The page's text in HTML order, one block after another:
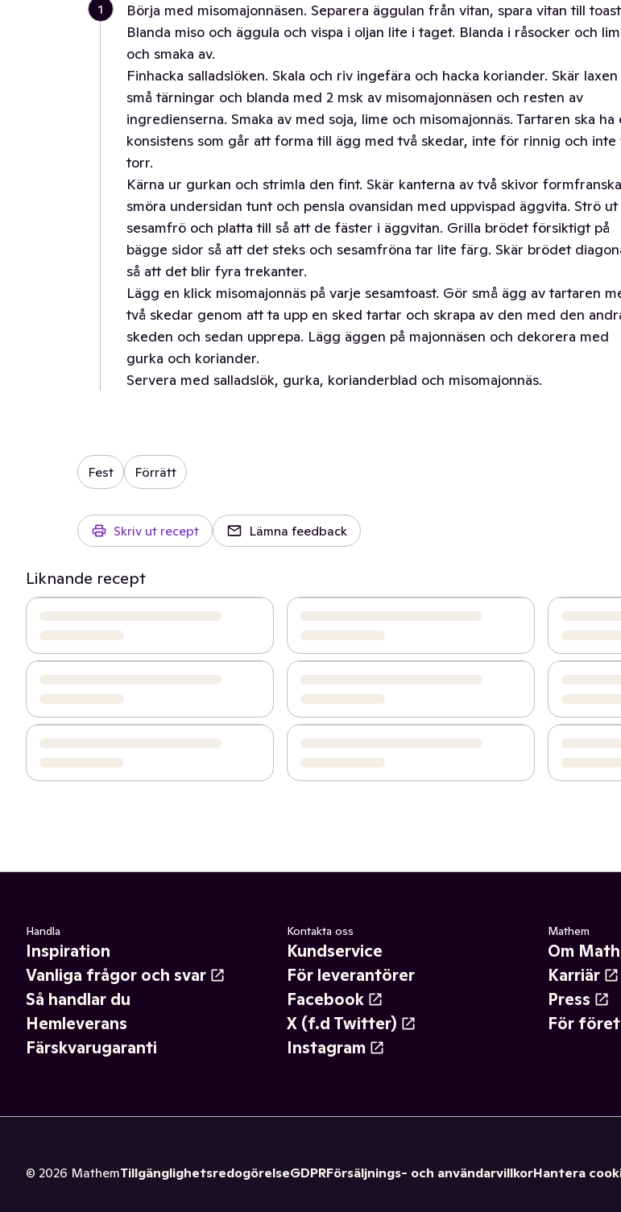
1
Börja med misomajonnäsen. Separera äggulan från vitan, spara vitan till
Blanda miso och äggula och vispa i oljan lite i taget. Blanda i råsocker och
och smaka av.
Finhacka salladslöken. Skala och riv ingefära och hacka koriander. Skär laxen
små tärningar och blanda med 2 msk av misomajonnäsen och resten av
ingredienserna. Smaka av med soja, lime och misomajonnäs. Tartaren ska ha
konsistens som går att forma till ägg med två skedar, inte för rinnig och inte
torr.
Kärna ur gurkan och strimla den fint. Skär kanterna av två skivor
smöra undersidan tunt och pensla ovansidan med uppvispad äggvita. Strö ut
sesamfrö och platta till så att de fäster i äggvitan. Grilla brödet försiktigt på
bägge sidor så att det steks och sesamfröna tar lite färg. Skär brödet
så att det blir fyra trekanter.
Lägg en klick misomajonnäs på varje sesamtoast. Gör små ägg av tartaren
två skedar genom att ta upp en sked tartar och skrapa av den med den
skeden och sedan upprepa. Lägg äggen på majonnäsen och dekorera med
gurka och koriander.
Servera med salladslök, gurka, korianderblad och misomajonnäs.
Fest Förrätt
Skriv ut recept Lämna feedback
Liknande recept
Handla
Inspiration
Vanliga frågor och svar
Så handlar du
Hemleverans
Färskvarugaranti
Kontakta oss
Kundservice
För leverantörer
Facebook
X (f.d Twitter)
Instagram
Mathem
Om
Karriär
Press
För
© 2026 MathemTillgänglighetsredogörelseGDPRFörsäljnings- och användarvillkorHantera